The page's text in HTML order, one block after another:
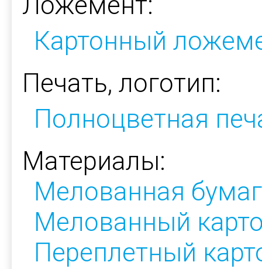
Картонный
Печать, логотип:
Полноцветная
Материалы:
Мелованная
Мелованный
Переплетный